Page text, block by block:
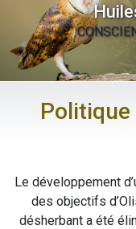
Le développement
des objectifs
désherbant a été